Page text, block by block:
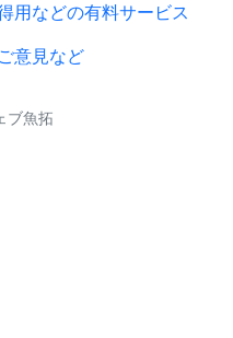
用などの有料サービス
ご意見など
ブ魚拓